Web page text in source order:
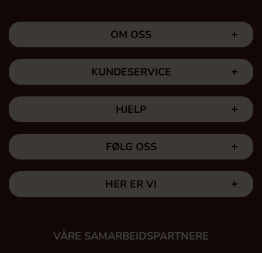
OM OSS
KUNDESERVICE
HJELP
FØLG OSS
HER ER VI
VÅRE SAMARBEIDSPARTNERE